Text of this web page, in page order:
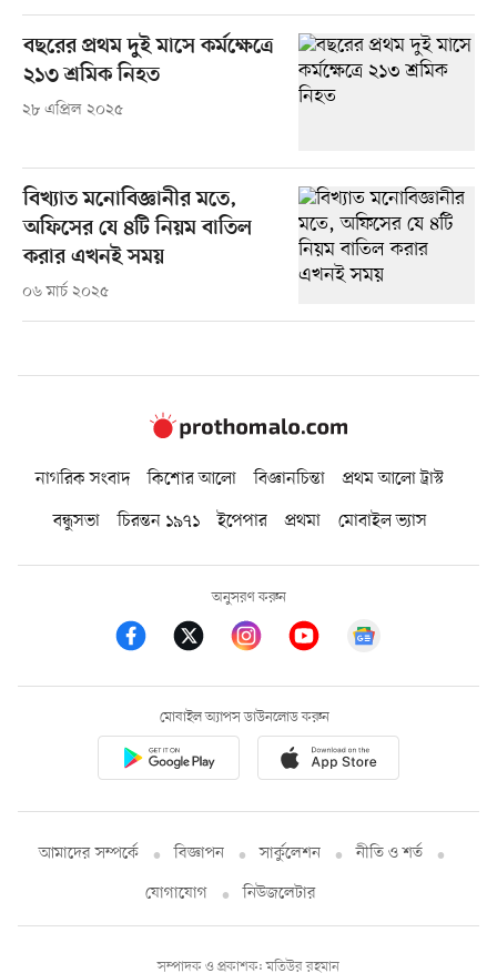
বছরের প্রথম দুই মাসে কর্মক্ষেত্রে
২১৩ শ্রমিক নিহত
২৮ এপ্রিল ২০২৫
বিখ্যাত মনোবিজ্ঞানীর মতে,
অফিসের যে ৪টি নিয়ম বাতিল
করার এখনই সময়
০৬ মার্চ ২০২৫
নাগরিক সংবাদ কিশোর আলো বিজ্ঞানচিন্তা
প্রথম আলো ট্রাস্ট
বন্ধুসভা
চিরন্তন ১৯৭১ ইপেপার প্রথমা মোবাইল ভ্যাস
অনুসরণ করুন
মোবাইল অ্যাপস ডাউনলোড করুন
আমাদের সম্পর্কে বিজ্ঞাপন সার্কুলেশন
নীতি ও শর্ত
যোগাযোগ
নিউজলেটার
সম্পাদক ও প্রকাশক: মতিউর রহমান